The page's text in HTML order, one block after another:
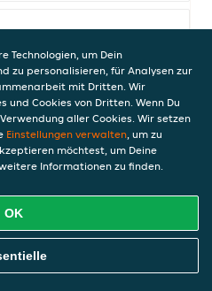
Ei, Käse und
und mit
Bestellen
Technologien, um Dein
zu personalisieren, für Analysen zur
mit Dritten. Wir
und Cookies von Dritten. Wenn Du
aller Cookies. Wir setzen
Einstellungen verwalten, um zu
möchtest, um Deine
Informationen zu finden.
OK